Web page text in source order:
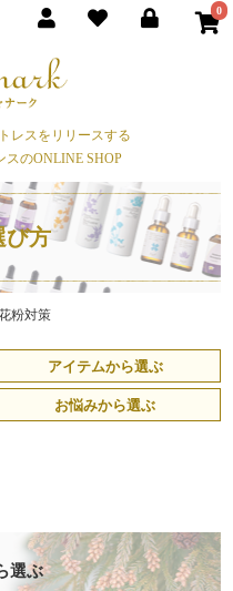
0
レスをリリースする
スのONLINE SHOP
び方
粉対策
アイテムから選ぶ
お悩みから選ぶ
選ぶ